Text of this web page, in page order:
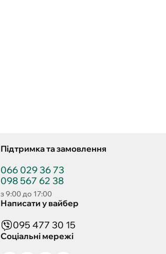
Підтримка та замовлення
066 029 36 73
098 567 62 38
з 9:00 до 17:00
Написати у вайбер
095 477 30 15
Соціальні мережі